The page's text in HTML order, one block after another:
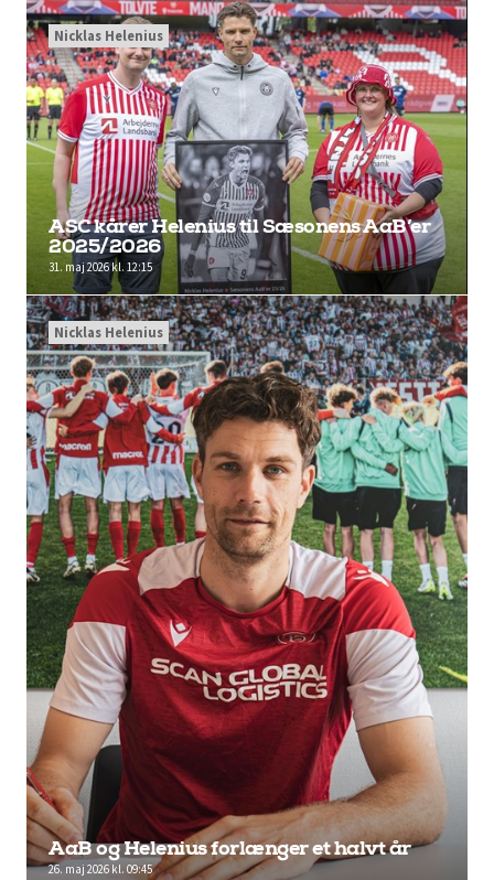
ASC kårer Helenius til Sæsonens AaB’er
2025/2026
31. maj 2026 kl. 12:15
Nicklas Helenius
AaB og Helenius forlænger et halvt år
26. maj 2026 kl. 09:45
Nicklas Helenius